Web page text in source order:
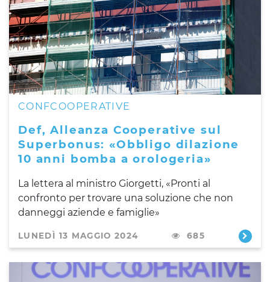
CONFCOOPERATIVE
Def, Alleanza Cooperative sul
Superbonus: «Obbligo dilazione
10 anni bomba a orologeria»
La lettera al ministro Giorgetti, «Pronti al
confronto per trovare una soluzione che non
danneggi aziende e famiglie»
LUNEDÌ 13 MAGGIO 2024 685